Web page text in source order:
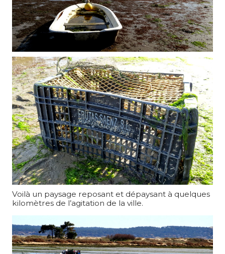
Voilà un paysage reposant et dépaysant à quelques
kilomètres de l’agitation de la ville.